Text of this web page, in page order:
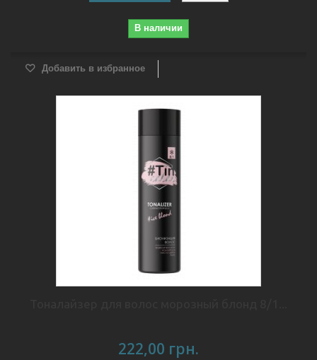
В наличии
Добавить в избранное
222,00 грн.